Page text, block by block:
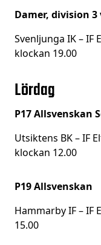
Damer, division 3
Svenljunga IK – IF
klockan 19.00
Lördag
P17 Allsvenskan
Utsiktens BK – IF
klockan 12.00
P19 Allsvenskan
Hammarby IF – IF
15.00